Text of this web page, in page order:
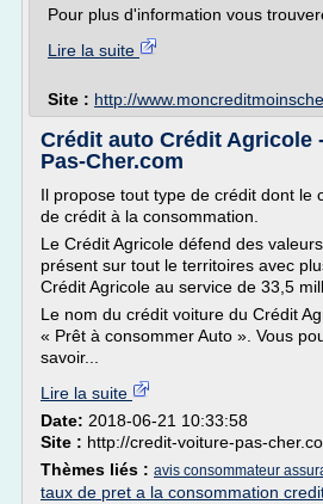
Pour plus d'information vous
Lire la suite
Site : http://
Crédit auto Crédit Agricole
Pas-Cher.com
Il propose tout type de crédit dont le
de crédit à la consommation.
Le Crédit Agricole défend des
présent sur tout le territoires avec
Crédit Agricole au service de 33,5
Le nom du crédit voiture du Crédit
« Prêt à consommer Auto ». Vous
savoir...
Lire la suite
Date: 2018-06-21 10:33:58
Site : http://credit-voiture-pas-
Thèmes liés : avis consommateur
taux de pret a la consommation